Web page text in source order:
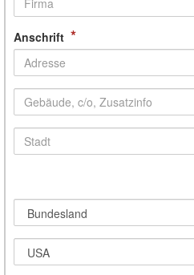
Anschrift *